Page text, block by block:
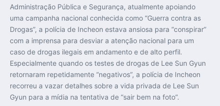
Administração Pública e Segurança, atualmente apoiando
uma campanha nacional conhecida como “Guerra contra as
Drogas”, a polícia de Incheon estava ansiosa para “conspirar”
com a imprensa para desviar a atenção nacional para um
caso de drogas ilegais em andamento e de alto perfil.
Especialmente quando os testes de drogas de Lee Sun Gyun
retornaram repetidamente “negativos”, a polícia de Incheon
recorreu a vazar detalhes sobre a vida privada de Lee Sun
Gyun para a mídia na tentativa de “sair bem na foto”.